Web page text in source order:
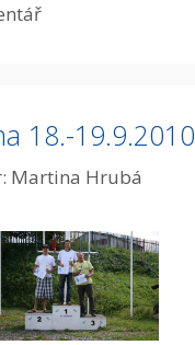
18.-19.9.2010
Martina Hrubá